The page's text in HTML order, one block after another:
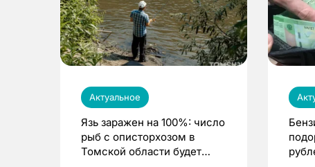
Актуальное
Язь заражен на 100%: число
рыб с описторхозом в
Томской области будет